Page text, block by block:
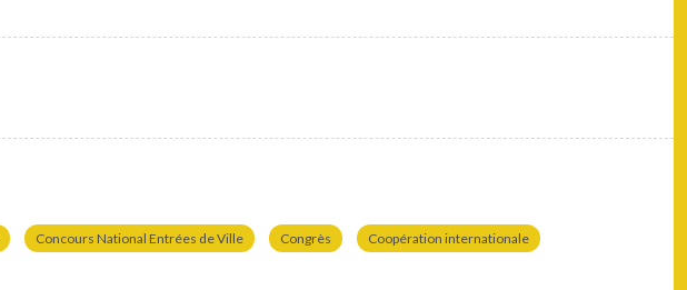
Concours National Entrées de Ville Congrès Coopération internationale